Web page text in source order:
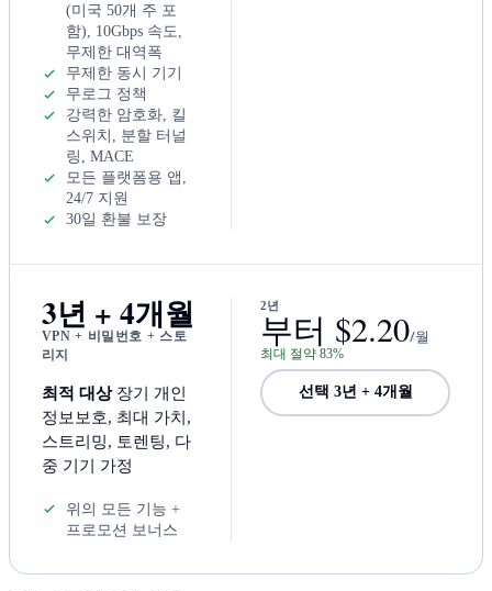
(미국 50개 주 포
함), 10Gbps 속도,
무제한 대역폭
무제한 동시 기기
무로그 정책
강력한 암호화, 킬
스위치, 분할 터널
링, MACE
모든 플랫폼용 앱,
24/7 지원
30일 환불 보장
3년 + 4개월
VPN + 비밀번호 + 스토
리지
최적 대상장기 개인
정보보호, 최대 가치,
스트리밍, 토렌팅, 다
중 기기 가정
위의 모든 기능 +
프로모션 보너스
2년
부터 $2.20/월
최대 절약 83%
선택 3년 + 4개월